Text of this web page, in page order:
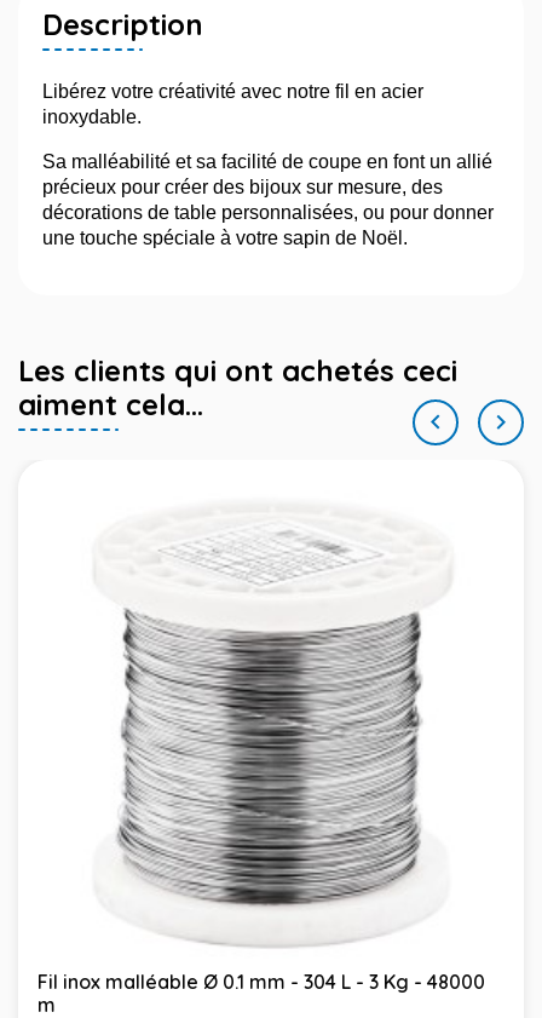
Description
Libérez votre créativité avec notre fil en acier
inoxydable.
Sa malléabilité et sa facilité de coupe en font un allié
précieux pour créer des bijoux sur mesure, des
décorations de table personnalisées, ou pour donner
une touche spéciale à votre sapin de Noël.
Les clients qui ont achetés ceci
aiment cela...

Fil inox malléable Ø 0.1 mm - 304 L - 3 Kg - 48000
m
